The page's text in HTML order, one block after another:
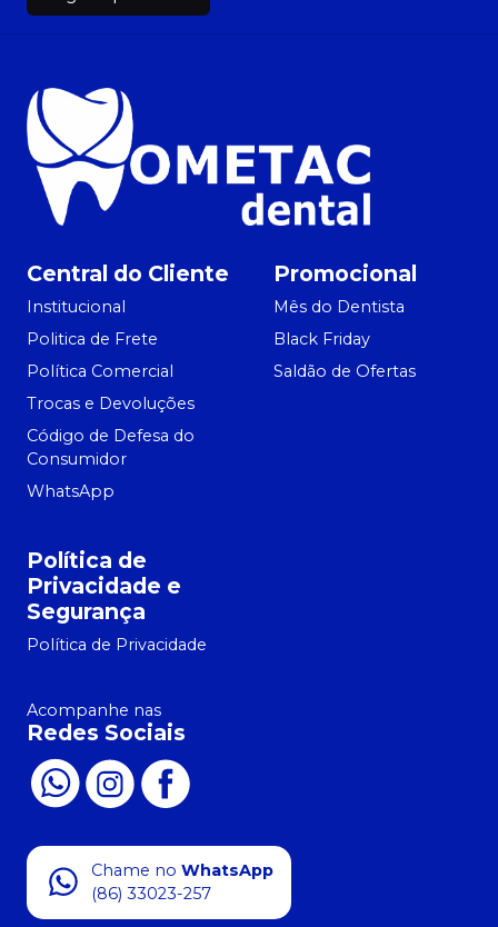
Central do Cliente
Institucional
Politica de Frete
Política Comercial
Trocas e Devoluções
Código de Defesa do
Consumidor
WhatsApp
Promocional
Mês do Dentista
Black Friday
Saldão de Ofertas
Política de
Privacidade e
Segurança
Política de Privacidade
Acompanhe nas
Redes Sociais
Chame no WhatsApp
(86) 33023-257